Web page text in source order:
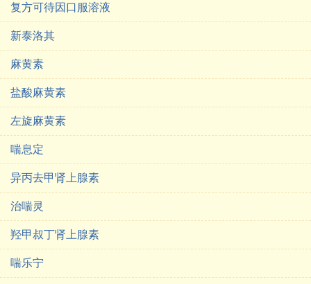
复方可待因口服溶液
新泰洛其
麻黄素
盐酸麻黄素
左旋麻黄素
喘息定
异丙去甲肾上腺素
治喘灵
羟甲叔丁肾上腺素
喘乐宁